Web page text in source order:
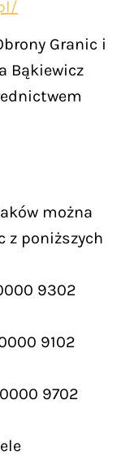
Granic i
Bąkiewicz
można
z poniższych
9302
9102
9702